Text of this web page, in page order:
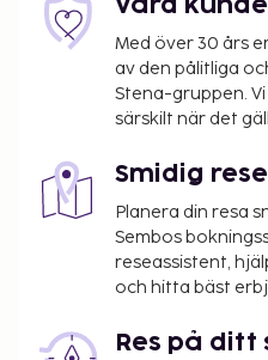
Våra
Med över 30 års
av den pålitliga
Stena-gruppen.
särskilt när det
Smidig
Planera din resa
Sembos
reseassistent,
och hitta bäst
Res på ditt